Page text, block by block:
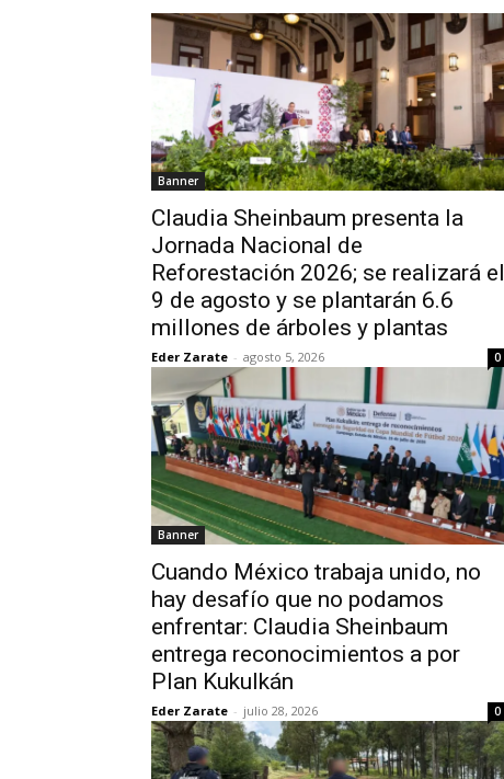
Banner
Claudia Sheinbaum presenta la
Jornada Nacional de
Reforestación 2026; se realizará el
9 de agosto y se plantarán 6.6
millones de árboles y plantas
Eder Zarate - agosto 5, 2026 0
Banner
Cuando México trabaja unido, no
hay desafío que no podamos
enfrentar: Claudia Sheinbaum
entrega reconocimientos a por
Plan Kukulkán
Eder Zarate - julio 28, 2026 0